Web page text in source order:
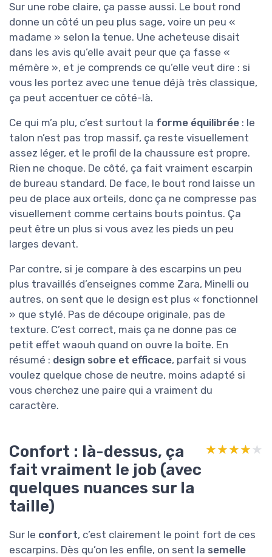
Sur une robe claire, ça passe aussi. Le bout rond
donne un côté un peu plus sage, voire un peu «
madame » selon la tenue. Une acheteuse disait
dans les avis qu’elle avait peur que ça fasse «
mémère », et je comprends ce qu’elle veut dire : si
vous les portez avec une tenue déjà très classique,
ça peut accentuer ce côté-là.
Ce qui m’a plu, c’est surtout la forme équilibrée : le
talon n’est pas trop massif, ça reste visuellement
assez léger, et le profil de la chaussure est propre.
Rien ne choque. De côté, ça fait vraiment escarpin
de bureau standard. De face, le bout rond laisse un
peu de place aux orteils, donc ça ne compresse pas
visuellement comme certains bouts pointus. Ça
peut être un plus si vous avez les pieds un peu
larges devant.
Par contre, si je compare à des escarpins un peu
plus travaillés d’enseignes comme Zara, Minelli ou
autres, on sent que le design est plus « fonctionnel
» que stylé. Pas de découpe originale, pas de
texture. C’est correct, mais ça ne donne pas ce
petit effet waouh quand on ouvre la boîte. En
résumé : design sobre et efficace, parfait si vous
voulez quelque chose de neutre, moins adapté si
vous cherchez une paire qui a vraiment du
caractère.
Confort : là-dessus, ça
fait vraiment le job (avec
quelques nuances sur la
taille)
★★★★★
★★★★★
Sur le confort, c’est clairement le point fort de ces
escarpins. Dès qu’on les enfile, on sent la semelle